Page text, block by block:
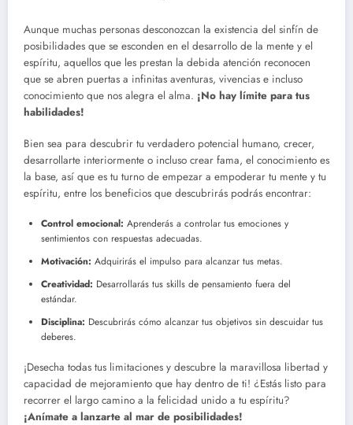
Aunque muchas personas desconozcan la existencia del sinfín de
posibilidades que se esconden en el desarrollo de la mente y el
espíritu, aquellos que les prestan la debida atención reconocen
que se abren puertas a infinitas aventuras, vivencias e incluso
conocimiento que nos alegra el alma. ¡No hay límite para tus
habilidades!
Bien sea para descubrir tu verdadero potencial humano, crecer,
desarrollarte interiormente o incluso crear fama, el conocimiento es
la base, así que es tu turno de empezar a empoderar tu mente y tu
espíritu, entre los beneficios que descubrirás podrás encontrar:
Control emocional: Aprenderás a controlar tus emociones y
sentimientos con respuestas adecuadas.
Motivación: Adquirirás el impulso para alcanzar tus metas.
Creatividad: Desarrollarás tus skills de pensamiento fuera del
estándar.
Disciplina: Descubrirás cómo alcanzar tus objetivos sin descuidar tus
deberes.
¡Desecha todas tus limitaciones y descubre la maravillosa libertad y
capacidad de mejoramiento que hay dentro de ti! ¿Estás listo para
recorrer el largo camino a la felicidad unido a tu espíritu?
¡Anímate a lanzarte al mar de posibilidades!